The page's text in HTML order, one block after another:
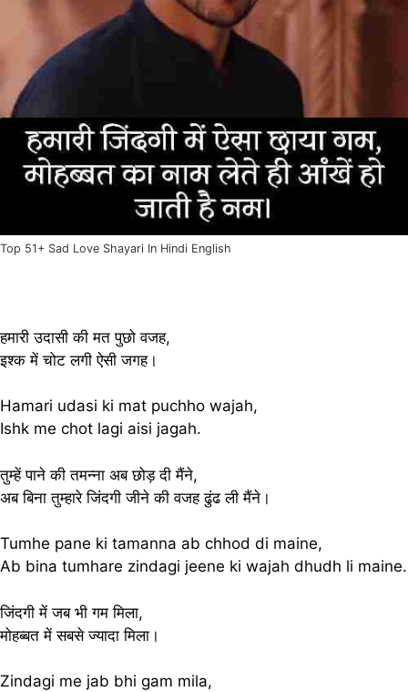
Top 51+ Sad Love Shayari In Hindi English
हमारी उदासी की मत पुछो वजह,
इश्क में चोट लगी ऐसी जगह।
Hamari udasi ki mat puchho wajah,
Ishk me chot lagi aisi jagah.
तुम्हें पाने की तमन्ना अब छोड़ दी मैंने,
अब बिना तुम्हारे जिंदगी जीने की वजह ढुंढ ली मैंने।
Tumhe pane ki tamanna ab chhod di maine,
Ab bina tumhare zindagi jeene ki wajah dhudh li maine.
जिंदगी में जब भी गम मिला,
मोहब्बत में सबसे ज्यादा मिला।
Zindagi me jab bhi gam mila,